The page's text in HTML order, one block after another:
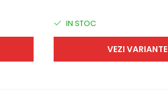
IN STOC
VEZI VARIANTE